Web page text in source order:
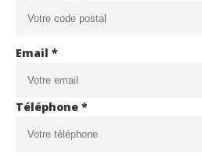
Email *
Téléphone *